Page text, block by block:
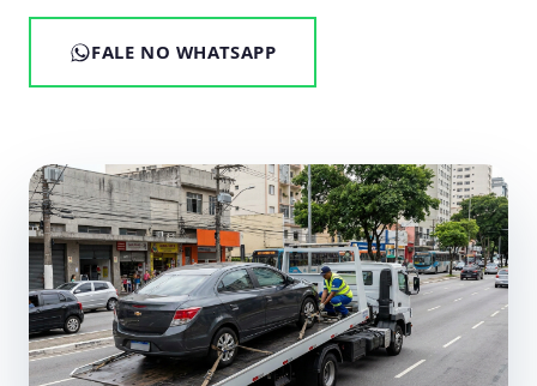
FALE NO WHATSAPP